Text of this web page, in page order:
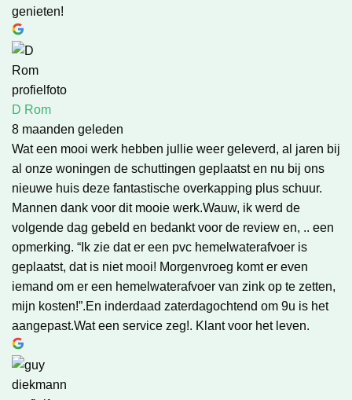
genieten!
D Rom
8 maanden geleden
Wat een mooi werk hebben jullie weer geleverd, al jaren bij
al onze woningen de schuttingen geplaatst en nu bij ons
nieuwe huis deze fantastische overkapping plus schuur.
Mannen dank voor dit mooie werk.Wauw, ik werd de
volgende dag gebeld en bedankt voor de review en, .. een
opmerking. “Ik zie dat er een pvc hemelwaterafvoer is
geplaatst, dat is niet mooi! Morgenvroeg komt er even
iemand om er een hemelwaterafvoer van zink op te zetten,
mijn kosten!”.En inderdaad zaterdagochtend om 9u is het
aangepast.Wat een service zeg!. Klant voor het leven.